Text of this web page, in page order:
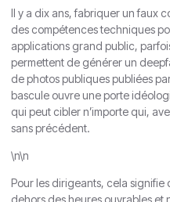
Il y a dix ans, fabriquer un faux
des compétences techniques
applications grand public,
permettent de générer un
de photos publiques publiées
bascule ouvre une porte
qui peut cibler n’importe qui,
sans précédent.
\n\n
Pour les dirigeants, cela signifie